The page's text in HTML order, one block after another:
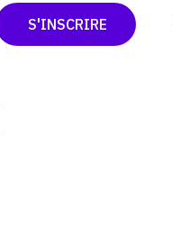
S'INSCRIRE
TWITTER
PINTEREST